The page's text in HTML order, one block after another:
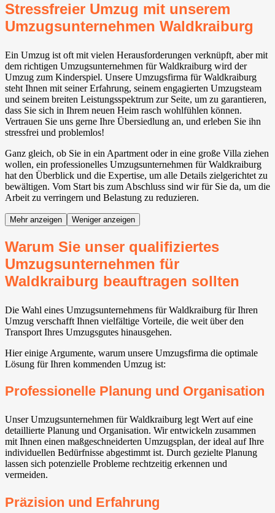
Stressfreier Umzug mit unserem
Umzugsunternehmen Waldkraiburg
Ein Umzug ist oft mit vielen Herausforderungen verknüpft, aber mit
dem richtigen Umzugsunternehmen für Waldkraiburg wird der
Umzug zum Kinderspiel. Unsere Umzugsfirma für Waldkraiburg
steht Ihnen mit seiner Erfahrung, seinem engagierten Umzugsteam
und seinem breiten Leistungsspektrum zur Seite, um zu garantieren,
dass Sie sich in Ihrem neuen Heim rasch wohlfühlen können.
Vertrauen Sie uns gerne Ihre Übersiedlung an, und erleben Sie ihn
stressfrei und problemlos!
Ganz gleich, ob Sie in ein Apartment oder in eine große Villa ziehen
wollen, ein professionelles Umzugsunternehmen für Waldkraiburg
hat den Überblick und die Expertise, um alle Details zielgerichtet zu
bewältigen. Vom Start bis zum Abschluss sind wir für Sie da, um die
Arbeit zu verringern und Belastung zu reduzieren.
Mehr anzeigen Weniger anzeigen
Warum Sie unser qualifiziertes
Umzugsunternehmen für
Waldkraiburg beauftragen sollten
Die Wahl eines Umzugsunternehmens für Waldkraiburg für Ihren
Umzug verschafft Ihnen vielfältige Vorteile, die weit über den
Transport Ihres Umzugsgutes hinausgehen.
Hier einige Argumente, warum unsere Umzugsfirma die optimale
Lösung für Ihren kommenden Umzug ist:
Professionelle Planung und Organisation
Unser Umzugsunternehmen für Waldkraiburg legt Wert auf eine
detaillierte Planung und Organisation. Wir entwickeln zusammen
mit Ihnen einen maßgeschneiderten Umzugsplan, der ideal auf Ihre
individuellen Bedürfnisse abgestimmt ist. Durch gezielte Planung
lassen sich potenzielle Probleme rechtzeitig erkennen und
vermeiden.
Präzision und Erfahrung